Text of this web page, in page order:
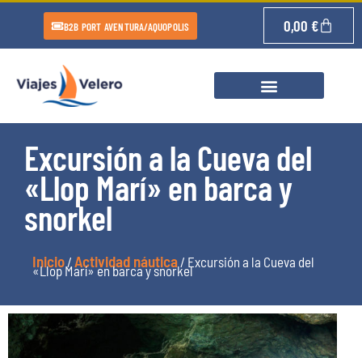
B2B PORT AVENTURA/AQUOPOLIS 0,00 €
Excursión a la Cueva del
«Llop Marí» en barca y
snorkel
Inicio / Actividad náutica / Excursión a la Cueva del
«Llop Marí» en barca y snorkel